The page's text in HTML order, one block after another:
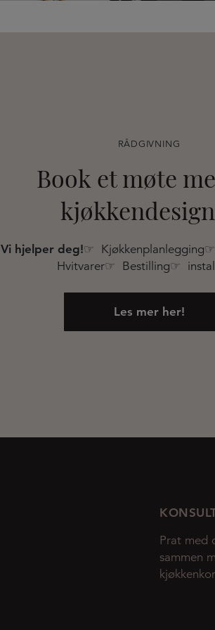
RÅDGIVNING
Book et møte
Vi hjelper deg!☞
Hvitvarer☞ Bestilling☞
Les mer her!
Prat med
sammen